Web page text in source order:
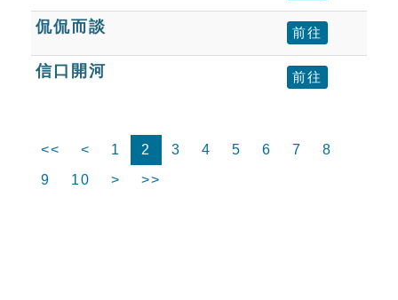
侃侃而談 前往
信口開河 前往
<< < 1 2 3 4 5 6 7
8
9
10 > >>